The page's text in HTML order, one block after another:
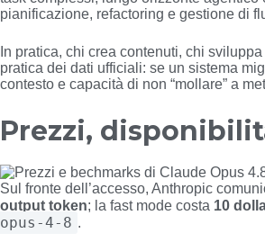
pianificazione, refactoring e gestione di
In pratica, chi crea contenuti, chi
pratica dei dati ufficiali: se un sistema
contesto e capacità di non “mollare” a
Prezzi,
Sul fronte dell’accesso, Anthropic
output token; la fast mode costa 10
opus-4-8 .